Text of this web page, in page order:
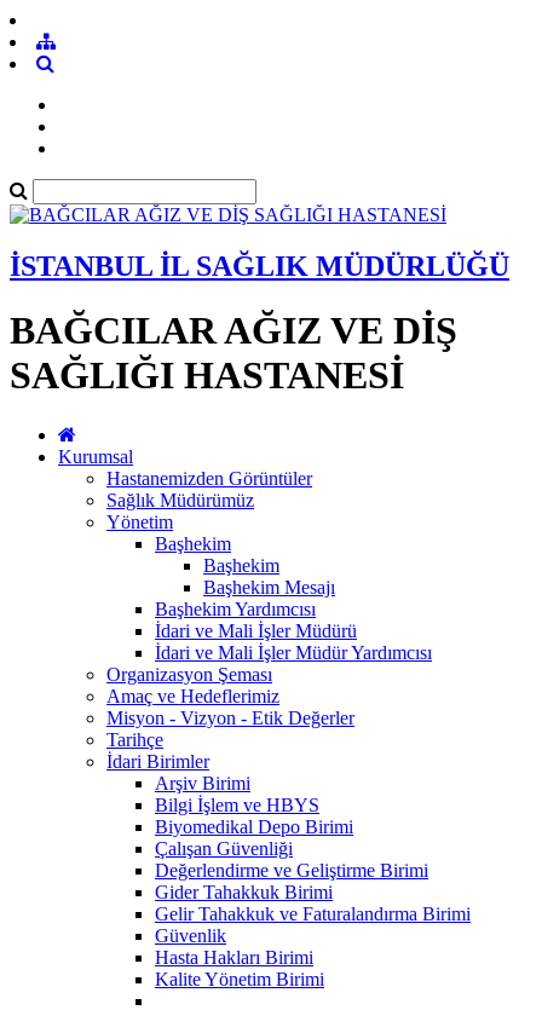
İSTANBUL İL SAĞLIK MÜDÜRLÜĞÜ
BAĞCILAR AĞIZ VE DİŞ
SAĞLIĞI HASTANESİ
Kurumsal
Hastanemizden Görüntüler
Sağlık Müdürümüz
Yönetim
Başhekim
Başhekim
Başhekim Mesajı
Başhekim Yardımcısı
İdari ve Mali İşler Müdürü
İdari ve Mali İşler Müdür Yardımcısı
Organizasyon Şeması
Amaç ve Hedeflerimiz
Misyon - Vizyon - Etik Değerler
Tarihçe
İdari Birimler
Arşiv Birimi
Bilgi İşlem ve HBYS
Biyomedikal Depo Birimi
Çalışan Güvenliği
Değerlendirme ve Geliştirme Birimi
Gider Tahakkuk Birimi
Gelir Tahakkuk ve Faturalandırma Birimi
Güvenlik
Hasta Hakları Birimi
Kalite Yönetim Birimi